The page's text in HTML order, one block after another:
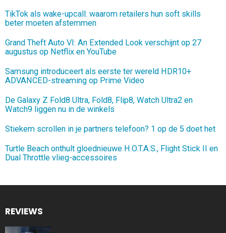
TikTok als wake-upcall: waarom retailers hun soft skills
beter moeten afstemmen
Grand Theft Auto VI: An Extended Look verschijnt op 27
augustus op Netflix en YouTube
Samsung introduceert als eerste ter wereld HDR10+
ADVANCED-streaming op Prime Video
De Galaxy Z Fold8 Ultra, Fold8, Flip8, Watch Ultra2 en
Watch9 liggen nu in de winkels
Stiekem scrollen in je partners telefoon? 1 op de 5 doet het
Turtle Beach onthult gloednieuwe H.O.T.A.S., Flight Stick II en
Dual Throttle vlieg-accessoires
REVIEWS